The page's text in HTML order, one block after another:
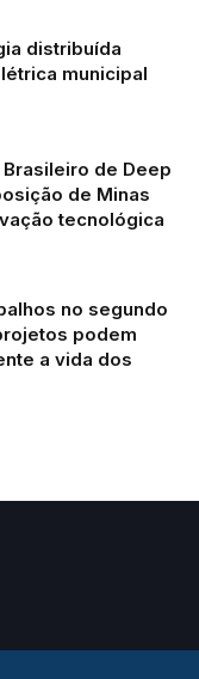
distribuída
municipal
de Deep
de Minas
tecnológica
no segundo
podem
a vida dos